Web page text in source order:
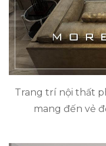
Trang trí nội thất
mang đến vẻ